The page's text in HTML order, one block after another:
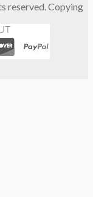
reserved. Copying